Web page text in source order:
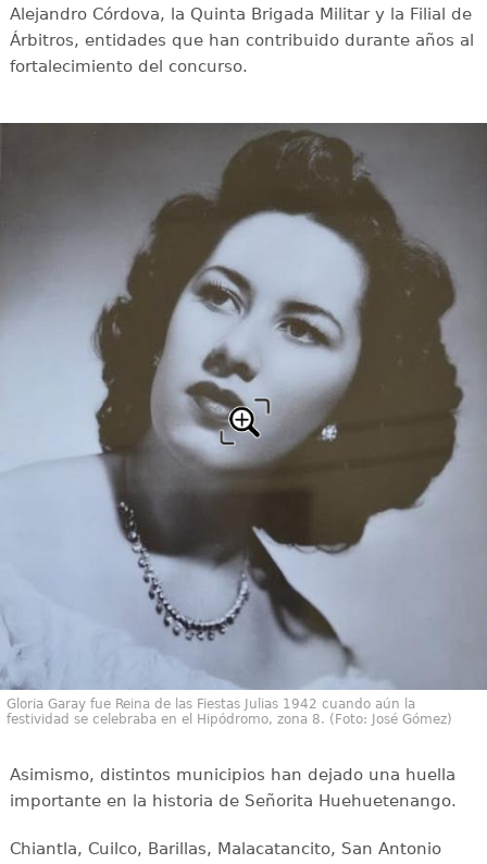
Alejandro Córdova, la Quinta Brigada Militar y la Filial de
Árbitros, entidades que han contribuido durante años al
fortalecimiento del concurso.
Gloria Garay fue Reina de las Fiestas Julias 1942 cuando aún la
festividad se celebraba en el Hipódromo, zona 8. (Foto: José Gómez)
Asimismo, distintos municipios han dejado una huella
importante en la historia de Señorita Huehuetenango.
Chiantla, Cuilco, Barillas, Malacatancito, San Antonio